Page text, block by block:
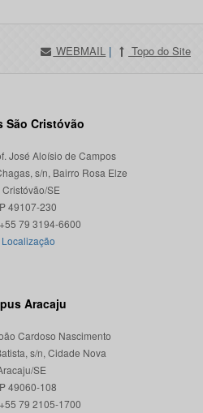
WEBMAIL | Topo do Site
São Cristóvão
José Aloísio de Campos
s/n, Bairro Rosa Elze
SE
49107-230
Localização
Aracaju
Cardoso Nascimento
s/n, Cidade Nova
SE
49060-108